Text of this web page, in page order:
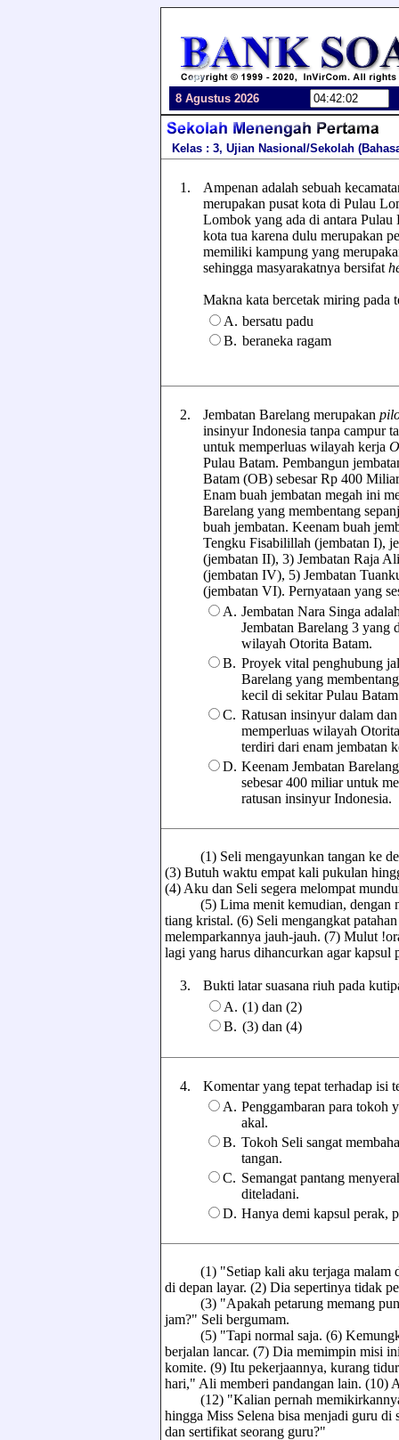
8 Agustus 2026
Kelas : 3, Ujian Nasional/Sekolah
1.
Ampenan adalah sebuah
merupakan pusat kota di Pulau
Lombok yang ada di antara
kota tua karena dulu merupakan
memiliki kampung yang
sehingga masyarakatnya bersifat
Makna kata bercetak miring pada
A. bersatu padu
B. beraneka ragam
2. Jembatan Barelang merupakan
insinyur Indonesia tanpa campur
untuk memperluas wilayah kerja
Pulau Batam. Pembangun
Batam (OB) sebesar Rp 400
Enam buah jembatan megah ini
Barelang yang membentang
buah jembatan. Keenam buah
Tengku Fisabilillah (jembatan I),
(jembatan II), 3) Jembatan Raja
(jembatan IV), 5) Jembatan
(jembatan VI). Pernyataan yang
A. Jembatan Nara Singa
Jembatan Barelang 3 yang
wilayah Otorita Batam.
B. Proyek vital penghubung
Barelang yang
kecil di sekitar Pulau
C. Ratusan insinyur dalam
memperluas wilayah
terdiri dari enam jembatan
D. Keenam Jembatan
sebesar 400 miliar untuk
ratusan insinyur Indonesia.
(1) Seli mengayunkan tangan ke
(3) Butuh waktu empat kali pukulan
(4) Aku dan Seli segera melompat
(5) Lima menit kemudian, dengan
tiang kristal. (6) Seli mengangkat
melemparkannya jauh-jauh. (7) Mulut
lagi yang harus dihancurkan agar kapsul
3.
Bukti latar suasana riuh pada
A. (1) dan (2)
B. (3) dan (4)
4.
Komentar yang tepat terhadap isi
A. Penggambaran para tokoh
akal.
B. Tokoh Seli sangat
tangan.
C. Semangat pantang
diteladani.
D. Hanya demi kapsul perak,
(1) "Setiap kali aku terjaga malam di
di depan layar. (2) Dia sepertinya tidak
(3) "Apakah petarung memang
jam?" Seli bergumam.
(5) "Tapi normal saja. (6)
berjalan lancar. (7) Dia memimpin misi
komite. (9) Itu pekerjaannya, kurang
hari," Ali memberi pandangan lain. (10)
(12) "Kalian pernah memikirkannya
hingga Miss Selena bisa menjadi guru
dan sertifikat seorang guru?"